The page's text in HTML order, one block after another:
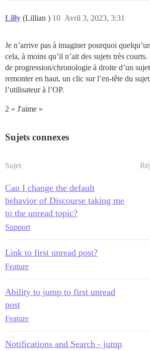
Lilly (Lillian ) Avril 3, 2023, 3:31
10
Je n’arrive pas à imaginer pourquoi
cela, à moins qu’il n’ait des sujets très
de progression/chronologie à droite d’un
remonter en haut, un clic sur l’en-tête du
l’utilisateur à l’OP.
2 « J'aime »
Sujets connexes
Sujet
Can I change the default
behavior of Discourse taking me
to the unread topic?
Support
Link to first unread post?
Feature
Ability to jump to first unread
post
Feature
Notifications and Search - jump